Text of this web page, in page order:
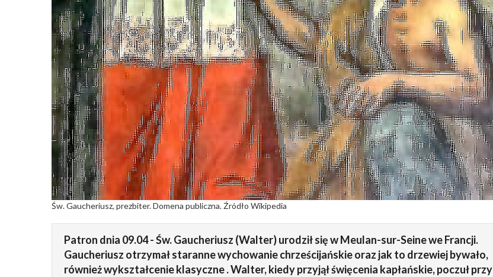
Św. Gaucheriusz, prezbiter. Domena publiczna. Źródło Wikipedia
Patron dnia 09.04 - Św. Gaucheriusz (Walter) urodził się w Meulan-sur-Seine we Francji.
Gaucheriusz otrzymał staranne wychowanie chrześcijańskie oraz jak to drzewiej bywało,
również wykształcenie klasyczne . Walter, kiedy przyjął święcenia kapłańskie, poczuł przy